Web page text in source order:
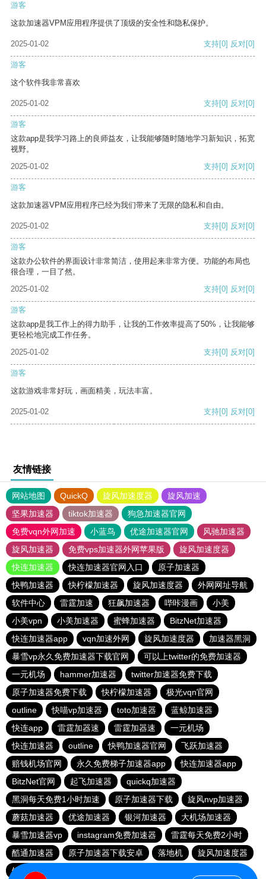
游客
这款加速器VPM应用程序提供了顶级的安全性和隐私保护。
2025-01-02 支持[0] 反对[0]
游客
这个软件我非常喜欢
2025-01-02 支持[0] 反对[0]
游客
这款app是我学习路上的良师益友，让我能够随时随地学习新知识，拓宽
视野。
2025-01-02
支持[0] 反对[0]
游客
这款加速器VPM应用程序已经为我们带来了无限的隐私和自由。
2025-01-02 支持[0] 反对[0]
游客
这款办公软件的界面设计非常简洁，使用起来非常方便。功能的布局也
很合理，一目了然。
2025-01-02
支持[0] 反对[0]
游客
这款app是我工作上的得力助手，让我的工作效率提高了50%，让我能够
更轻松地完成工作任务。
2025-01-02
支持[0] 反对[0]
游客
这款游戏非常好玩，画面精美，玩法丰富。
2025-01-02 支持[0] 反对[0]
友情链接
网站地图 QuickQ 旋风加速度器
旋风加速
坚果加速器
tiktok加速器
狗急加速器官网
免费vqn外网加速
小蓝鸟 优途加速器官网
风驰加速器
旋风加速器
免费vps加速器外网苹果版
旋风加速度器
快连加速器
快连加速器官网入口
原子加速器
快鸭加速器
快柠檬加速器 旋风加速度器
外网网址导航
软件中心
雷霆加速 狂飙加速器 哔咔漫画
小美
小美vpn
小美加速器 蜜蜂加速器
BitzNet加速器
快连加速器app
vqn加速外网 旋风加速度器
加速器黑洞
暴雪vp永久免费加速器下载官网
可以上twitter的免费加速器
一元机场
hammer加速器
twitter加速器免费下载
原子加速器免费下载
快柠檬加速器
极光vqn官网
outline
快喵vp加速器 toto加速器
蓝鲸加速器
快连app
雷霆加器速 雷霆加器速
一元机场
快连加速器
outline 快鸭加速器官网
飞跃加速器
赔钱机场官网
永久免费梯子加速器app
快连加速器app
BitzNet官网
起飞加速器
quickq加速器
黑洞每天免费1小时加速
原子加速器下载
旋风nvp加速器
蘑菇加速器
优途加速器 银河加速器
大机场加速器
暴雪加速器vp
instagram免费加速器
雷霆每天免费2小时
酷通加速器
原子加速器下载安卓 落地机
旋风加速度器
银河加速器